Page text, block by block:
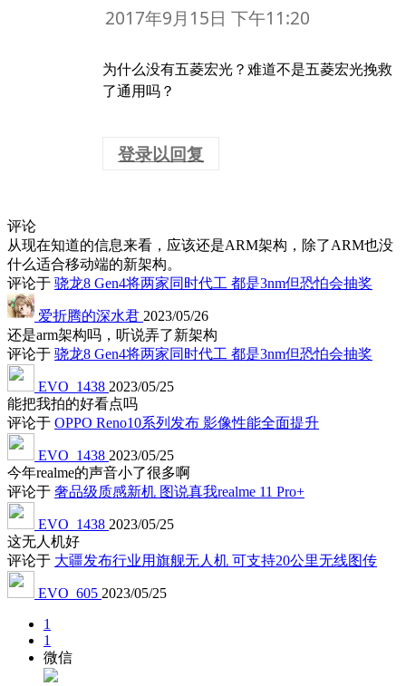
2017年9月15日 下午11:20
为什么没有五菱宏光？难道不是五菱宏光挽救
了通用吗？
登录以回复
评论
从现在知道的信息来看，应该还是ARM架构，除了ARM也没
什么适合移动端的新架构。
评论于 骁龙8 Gen4将两家同时代工 都是3nm但恐怕会抽奖
爱折腾的深水君 2023/05/26
还是arm架构吗，听说弄了新架构
评论于 骁龙8 Gen4将两家同时代工 都是3nm但恐怕会抽奖
EVO_1438 2023/05/25
能把我拍的好看点吗
评论于 OPPO Reno10系列发布 影像性能全面提升
EVO_1438 2023/05/25
今年realme的声音小了很多啊
评论于 奢品级质感新机 图说真我realme 11 Pro+
EVO_1438 2023/05/25
这无人机好
评论于 大疆发布行业用旗舰无人机 可支持20公里无线图传
EVO_605 2023/05/25
1
1
微信